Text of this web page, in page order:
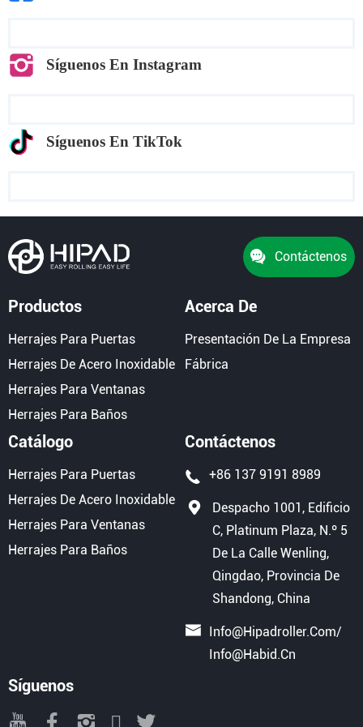
Síguenos En Instagram
Síguenos En TikTok
Contáctenos
Productos
Herrajes Para Puertas
Herrajes De Acero Inoxidable
Herrajes Para Ventanas
Herrajes Para Baños
Acerca De
Presentación De La Empresa
Fábrica
Catálogo
Herrajes Para Puertas
Herrajes De Acero Inoxidable
Herrajes Para Ventanas
Herrajes Para Baños
Contáctenos
+86 137 9191 8989
Despacho 1001, Edificio
C, Platinum Plaza, N.º 5
De La Calle Wenling,
Qingdao, Provincia De
Shandong, China
Info@hipadroller.com/
Info@habid.cn
Síguenos